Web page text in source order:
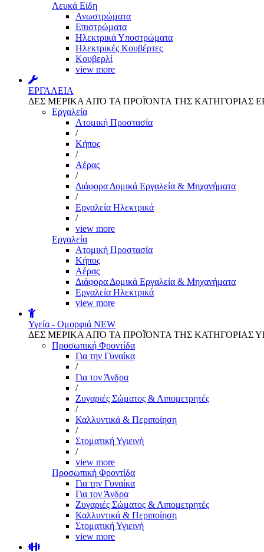
Λευκά Είδη
Ανωστρώματα
Επιστρώματα
Ηλεκτρικά Υποστρώματα
Ηλεκτρικές Κουβέρτες
Κουβερλί
view more
ΕΡΓΑΛΕΙΑ
ΔΕΣ ΜΕΡΙΚΑ ΑΠΌ ΤΑ ΠΡΟΪΌΝΤΑ ΤΗΣ ΚΑΤΗΓΟΡΙΑΣ
Εργαλεία
Aτομική Προστασία
/
Kήπος
/
Αέρας
/
Διάφορα Δομικά Εργαλεία & Μηχανήματα
/
Εργαλεία Ηλεκτρικά
/
view more
Εργαλεία
Aτομική Προστασία
Kήπος
Αέρας
Διάφορα Δομικά Εργαλεία & Μηχανήματα
Εργαλεία Ηλεκτρικά
view more
Υγεία - Ομορφιά NEW
ΔΕΣ ΜΕΡΙΚΑ ΑΠΌ ΤΑ ΠΡΟΪΌΝΤΑ ΤΗΣ ΚΑΤΗΓΟΡΙΑΣ
Προσωπική Φροντίδα
Για την Γυναίκα
/
Για τον Άνδρα
/
Ζυγαριές Σώματος & Λιπομετρητές
/
Καλλυντικά & Περιποίηση
/
Στοματική Υγιεινή
/
view more
Προσωπική Φροντίδα
Για την Γυναίκα
Για τον Άνδρα
Ζυγαριές Σώματος & Λιπομετρητές
Καλλυντικά & Περιποίηση
Στοματική Υγιεινή
view more